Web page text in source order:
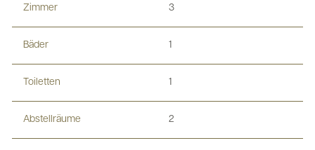
Zimmer 3
Bäder 1
Toiletten 1
Abstellräume 2